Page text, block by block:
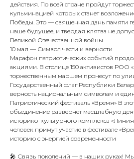
действия. По всей стране пройдут
кульминацией которых станет
Победы. Это — священная дань памяти
наше будущее, и твердая клятва не
Великой Отечественной войны
10 мая — Символ чести и верности
Марафон патриотических событий
акциями. В столице 150 активистов РОО
торжественным маршем пронесут по
Государственный флаг Республики
верность национальным символам и
Патриотический фестиваль «Время» В
объединение развернет масштабную
историко-культурного комплекса
человек примут участие в фестивале
историю с энергией современности
🎤 Связь поколений — в наших руках!